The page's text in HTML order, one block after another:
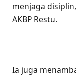
menjaga
AKBP Restu.
Ia juga